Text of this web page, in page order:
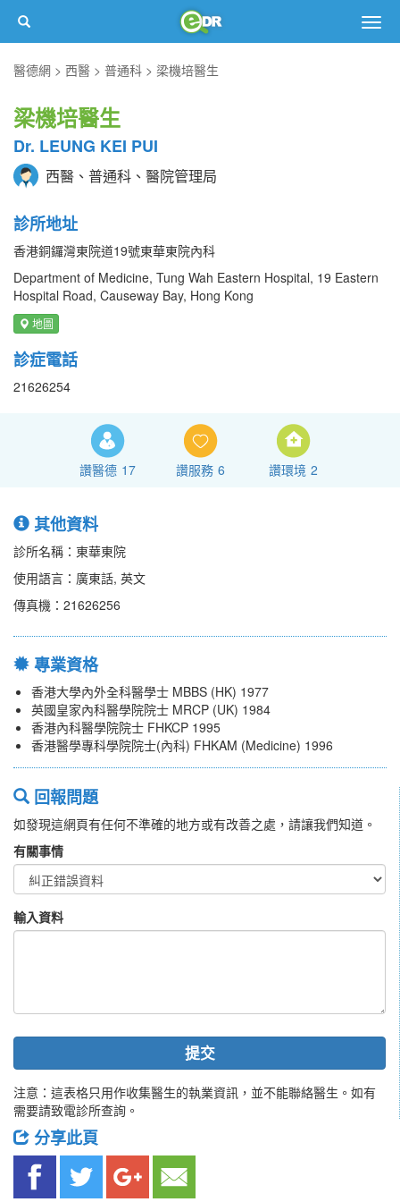
醫德網
西醫 普通科 梁機培醫生
梁機培醫生
Dr. LEUNG KEI PUI
西醫、普通科、醫院管理局
診所地址
香港銅鑼灣東院道19號東華東院內科
Department of Medicine, Tung Wah Eastern Hospital, 19 Eastern
Hospital Road, Causeway Bay, Hong Kong
地圖
診症電話
21626254
讚醫德 17 讚服務 6 讚環境 2
其他資料
診所名稱：東華東院
使用語言：廣東話, 英文
傳真機：21626256
專業資格
香港大學內外全科醫學士 MBBS (HK) 1977
英國皇家內科醫學院院士 MRCP (UK) 1984
香港內科醫學院院士 FHKCP 1995
香港醫學專科學院院士(內科) FHKAM (Medicine) 1996
回報問題
如發現這網頁有任何不準確的地方或有改善之處，請讓我們知道。
有關事情
輸入資料
提交
注意：這表格只用作收集醫生的執業資訊，並不能聯絡醫生。如有
需要請致電診所查詢。
分享此頁